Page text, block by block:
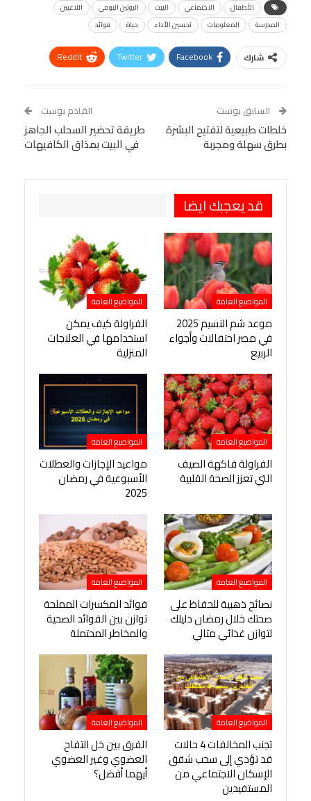
الأطفال الاجتماعي البيت الروتين اليومي
اللاعبين
المدرسة
المعلومات تحسين الأداء حياة فوائد
شارك Facebook
Twitter
ReddIt
Tumblr
البريد الإلكتروني
StumbleUpon
VK
Digg
LINE
BlackBerry
Viber
السابق بوست
خلطات طبيعية لتفتيح البشرة
بطرق سهلة ومجربة
القادم بوست
طريقة تحضير السحلب الجاهز
في البيت بمذاق الكافيهات
قد يعجبك ايضا
المواضيع العامة
موعد شم النسيم 2025
في مصر احتفالات وأجواء
الربيع
المواضيع العامة
الفراولة كيف يمكن
استخدامها في العلاجات
المنزلية
المواضيع العامة
الفراولة فاكهة الصيف
التي تعزز الصحة القلبية
المواضيع العامة
مواعيد الإجازات والعطلات
الأسبوعية في رمضان
2025
المواضيع العامة
نصائح ذهبية للحفاظ على
صحتك خلال رمضان دليلك
لتوازن غذائي مثالي
المواضيع العامة
فوائد المكسرات المملحة
توازن بين الفوائد الصحية
والمخاطر المحتملة
المواضيع العامة
تجنب المخالفات 4 حالات
قد تؤدي إلى سحب شقق
الإسكان الاجتماعي من
المستفيدين
المواضيع العامة
الفرق بين خل التفاح
العضوي وغير العضوي
أيهما أفضل؟